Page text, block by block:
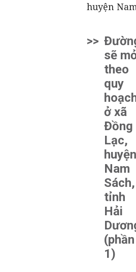
huyện
>>
sẽ
theo
quy
ở xã
Đồng
Lạc,
huyện
Nam
Sách,
tỉnh
Hải
(phần
1)